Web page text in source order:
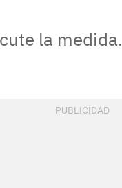
la medida.